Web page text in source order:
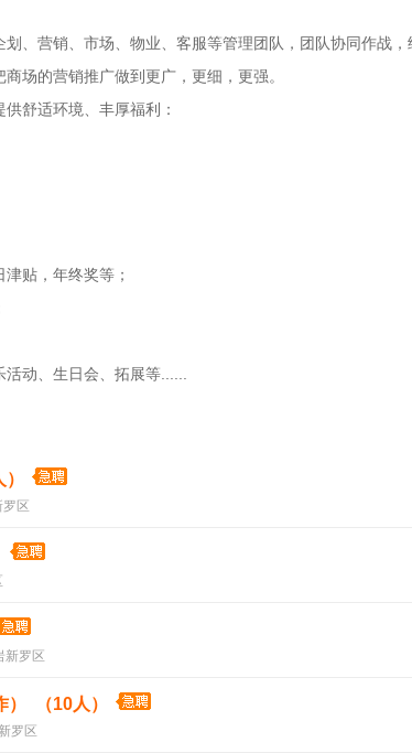
、营销、市场、物业、客服等管理团队，团队协同作战
场的营销推广做到更广，更细，更强。
舒适环境、丰厚福利：
贴，年终奖等；
动、生日会、拓展等......
区
罗区
） （10人）
罗区